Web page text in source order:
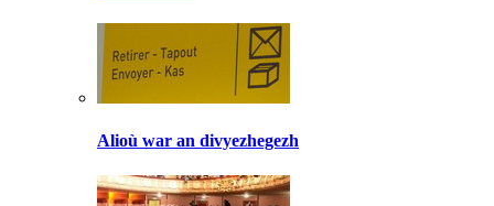
Alioù war an divyezhegezh